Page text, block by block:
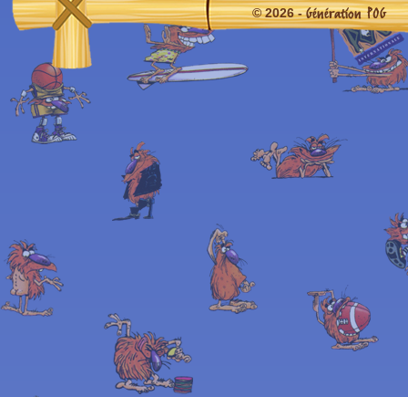
© 2026 -Génération POG